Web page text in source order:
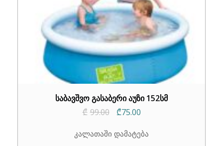
საბავშვო გასაბერი აუზი 152სმ
₾ 99.00
Original
was:
₾75.00Current
is:
კალათაში დამატება